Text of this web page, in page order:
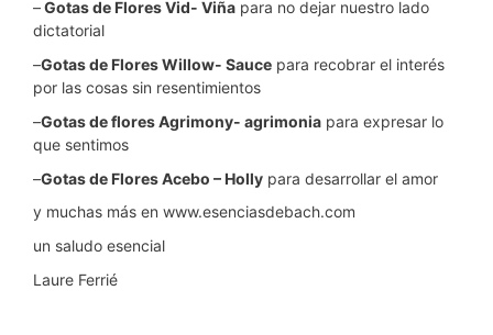
–Gotas de Flores Vid- Viña para no dejar nuestro lado
dictatorial
–Gotas de Flores Willow- Sauce para recobrar el interés
por las cosas sin resentimientos
–Gotas de flores Agrimony- agrimonia para expresar lo
que sentimos
–Gotas de Flores Acebo – Holly para desarrollar el amor
y muchas más en www.esenciasdebach.com
un saludo esencial
Laure Ferrié